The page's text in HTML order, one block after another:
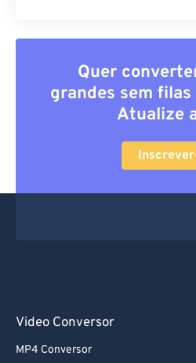
Quer
grandes sem
Atualize
Video Conversor
MP4 Conversor